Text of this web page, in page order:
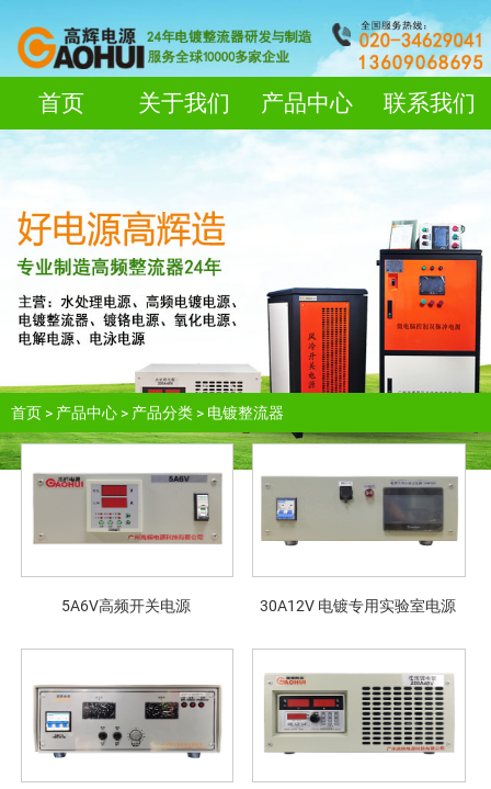
首页 关于我们 产品中心 联系我们
首页 > 产品中心 > 产品分类 > 电镀整流器
5A6V高频开关电源 30A12V 电镀专用实验室电源